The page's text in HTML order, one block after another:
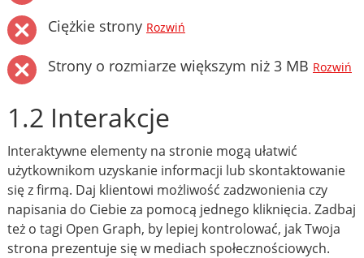
Ciężkie strony Rozwiń
Strony o rozmiarze większym niż 3 MB Rozwiń
1.2 Interakcje
Interaktywne elementy na stronie mogą ułatwić
użytkownikom uzyskanie informacji lub skontaktowanie
się z firmą. Daj klientowi możliwość zadzwonienia czy
napisania do Ciebie za pomocą jednego kliknięcia. Zadbaj
też o tagi Open Graph, by lepiej kontrolować, jak Twoja
strona prezentuje się w mediach społecznościowych.